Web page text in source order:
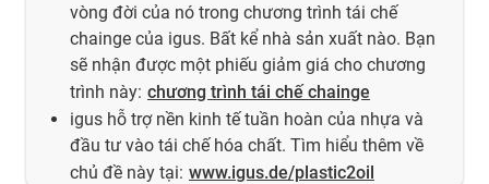
vòng đời của nó trong chương trình tái chế
chainge của igus. Bất kể nhà sản xuất nào. Bạn
sẽ nhận được một phiếu giảm giá cho chương
trình này: chương trình tái chế chainge
igus hỗ trợ nền kinh tế tuần hoàn của nhựa và
đầu tư vào tái chế hóa chất. Tìm hiểu thêm về
chủ đề này tại: www.igus.de/plastic2oil